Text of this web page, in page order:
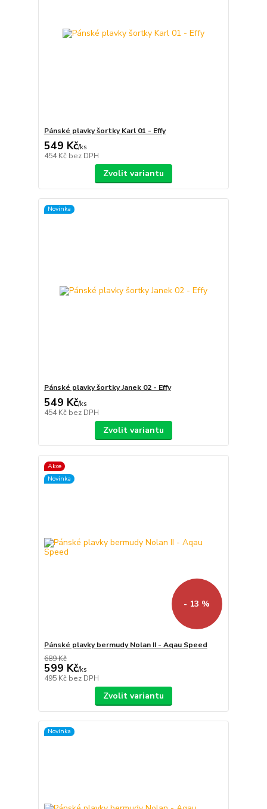
Pánské plavky šortky Karl 01 - Effy
549 Kč/ks
454 Kč bez DPH
Zvolit variantu
Novinka
Pánské plavky šortky Janek 02 - Effy
549 Kč/ks
454 Kč bez DPH
Zvolit variantu
Akce
Novinka
- 13 %
Pánské plavky bermudy Nolan II - Aqau Speed
689 Kč
599 Kč/ks
495 Kč bez DPH
Zvolit variantu
Novinka